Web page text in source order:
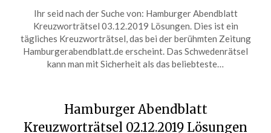
on
December
3,
2019
ardit
Ihr seid nach der Suche von: Hamburger Abendblatt
Kreuzworträtsel 03.12.2019 Lösungen. Dies ist ein
tägliches Kreuzworträtsel, das bei der berühmten Zeitung
Hamburgerabendblatt.de erscheint. Das Schwedenrätsel
kann man mit Sicherheit als das beliebteste…
Hamburger Abendblatt
Kreuzworträtsel 02.12.2019 Lösungen